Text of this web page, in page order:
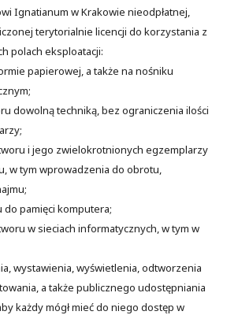
Ignatianum w Krakowie nieodpłatnej,
terytorialnie licencji do korzystania z
polach eksploatacji:
papierowej, a także na nośniku
dowolną techniką, bez ograniczenia ilości
i jego zwielokrotnionych egzemplarzy
w tym wprowadzenia do obrotu,
pamięci komputera;
w sieciach informatycznych, w tym w
wystawienia, wyświetlenia, odtworzenia
a także publicznego udostępniania
każdy mógł mieć do niego dostęp w